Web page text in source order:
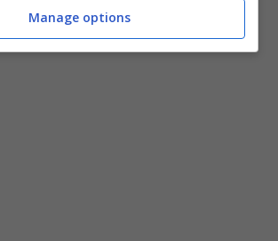
Manage options